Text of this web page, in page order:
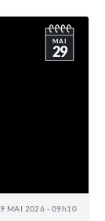
MAI 2026 - 09h10
MAI
29